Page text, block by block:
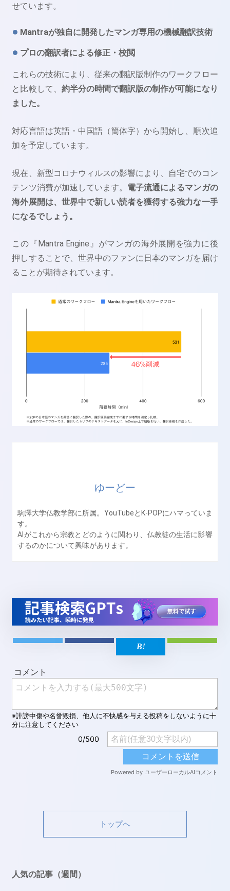
せています。
Mantraが独自に開発したマンガ専用の機械翻訳技術
プロの翻訳者による修正・校閲
これらの技術により、従来の翻訳版制作のワークフロー
と比較して、 約半分の時間で翻訳版の制作が可能になり
ました。
対応言語は英語・中国語（簡体字）から開始し、順次追
加を予定しています。
現在、新型コロナウィルスの影響により、自宅でのコン
テンツ消費が加速しています。 電子流通によるマンガの
海外展開は、世界中で新しい読者を獲得する強力な一手
になるでしょう。
この『Mantra Engine』がマンガの海外展開を強力に後
押しすることで、世界中のファンに日本のマンガを届け
ることが期待されています。
ゆーどー
駒澤大学仏教学部に所属。YouTubeとK-POPにハマっていま
す。
AIがこれから宗教とどのように関わり、仏教徒の生活に影響
するのかについて興味があります。
トップへ
人気の記事（週間）